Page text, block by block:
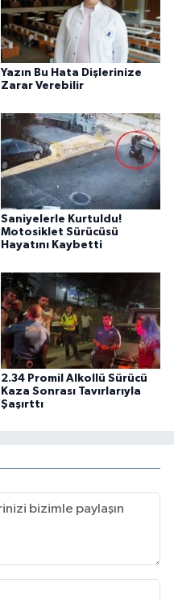
Yazın Bu Hata Dişlerinize
Zarar Verebilir
Saniyelerle Kurtuldu!
Motosiklet Sürücüsü
Hayatını Kaybetti
2.34 Promil Alkollü Sürücü
Kaza Sonrası Tavırlarıyla
Şaşırttı